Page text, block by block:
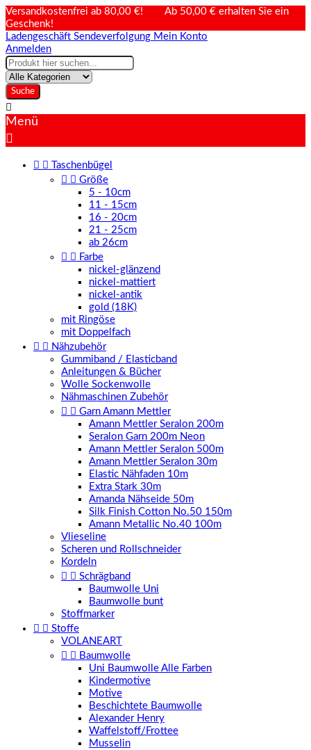
Versandkostenfrei ab 80,00 €! Ab 50,00 € erhalten Sie ein
Geschenk!
Ladengeschäft Sendeverfolgung Mein Konto
Anmelden
Suche

Menü

 
Taschenbügel
  Größe
5 - 10cm
11 - 15cm
16 - 20cm
21 - 25cm
ab 26cm
  Farbe
nickel-glänzend
nickel-mattiert
nickel-antik
gold (18K)
mit Ringöse
mit Doppelfach
  Nähzubehör
Gummiband / Elasticband
Anleitungen & Bücher
Wolle Sockenwolle
Nähmaschinen Zubehör
  Garn Amann Mettler
Amann Mettler Seralon 200m
Seralon Garn 200m Neon
Amann Mettler Seralon 500m
Amann Mettler Seralon 30m
Elastic Nähfaden 10m
Extra Stark 30m
Amanda Nähseide 50m
Silk Finish Cotton No.50 150m
Amann Metallic No.40 100m
Vlieseline
Scheren und Rollschneider
Kordeln
  Schrägband
Baumwolle Uni
Baumwolle bunt
Stoffmarker
  Stoffe
VOLANEART
  Baumwolle
Uni Baumwolle Alle Farben
Kindermotive
Motive
Beschichtete Baumwolle
Alexander Henry
Waffelstoff/Frottee
Musselin